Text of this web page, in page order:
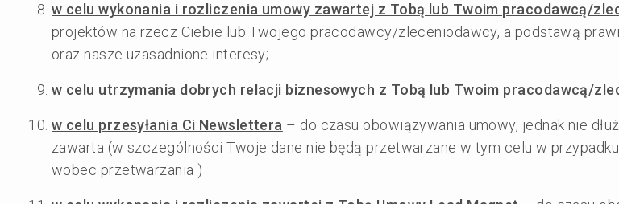
w celu wykonania i rozliczenia umowy zawartej z Tobą lub Twoim pracodawcą/
projektów na rzecz Ciebie lub Twojego pracodawcy/zleceniodawcy, a podstawą
oraz nasze uzasadnione interesy;
w celu utrzymania dobrych relacji biznesowych z Tobą lub Twoim pracodawcą/
w celu przesyłania Ci Newslettera – do czasu obowiązywania umowy, jednak nie
zawarta (w szczególności Twoje dane nie będą przetwarzane w tym celu w
wobec przetwarzania )